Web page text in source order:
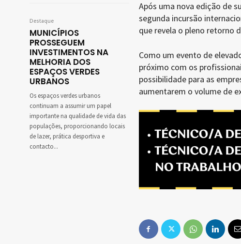
Destaque
MUNICÍPIOS
PROSSEGUEM
INVESTIMENTOS NA
MELHORIA DOS
ESPAÇOS VERDES
URBANOS
Os espaços verdes urbanos
continuam a assumir um papel
importante na qualidade de vida das
populações, proporcionando locais
de lazer, prática desportiva e
contacto...
Após uma nova edição de
segunda incursão
que revela o pleno retorno
Como um evento de
próximo com os
possibilidade para as
aumentarem o volume de